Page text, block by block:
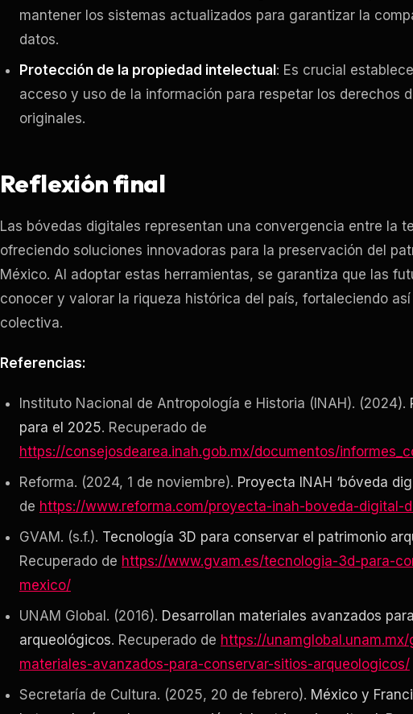
mantener los sistemas actualizados para garantizar la
datos.
Protección de la propiedad intelectual: Es crucial
acceso y uso de la información para respetar los derechos
originales.
Reflexión final
Las bóvedas digitales representan una convergencia entre la
ofreciendo soluciones innovadoras para la preservación del
México. Al adoptar estas herramientas, se garantiza que las
conocer y valorar la riqueza histórica del país, fortaleciendo
colectiva.
Referencias:
Instituto Nacional de Antropología e Historia (INAH). (2024).
para el 2025. Recuperado de
https://consejosdearea.inah.gob.mx/documentos/
Reforma. (2024, 1 de noviembre). Proyecta INAH ‘bóveda
de https://www.reforma.com/proyecta-inah-boveda-digital-
GVAM. (s.f.). Tecnología 3D para conservar el patrimonio
Recuperado de https://www.gvam.es/tecnologia-3d-para-
mexico/
UNAM Global. (2016). Desarrollan materiales avanzados
arqueológicos. Recuperado de https://
materiales-avanzados-para-conservar-sitios-arqueologicos/
Secretaría de Cultura. (2025, 20 de febrero). México y